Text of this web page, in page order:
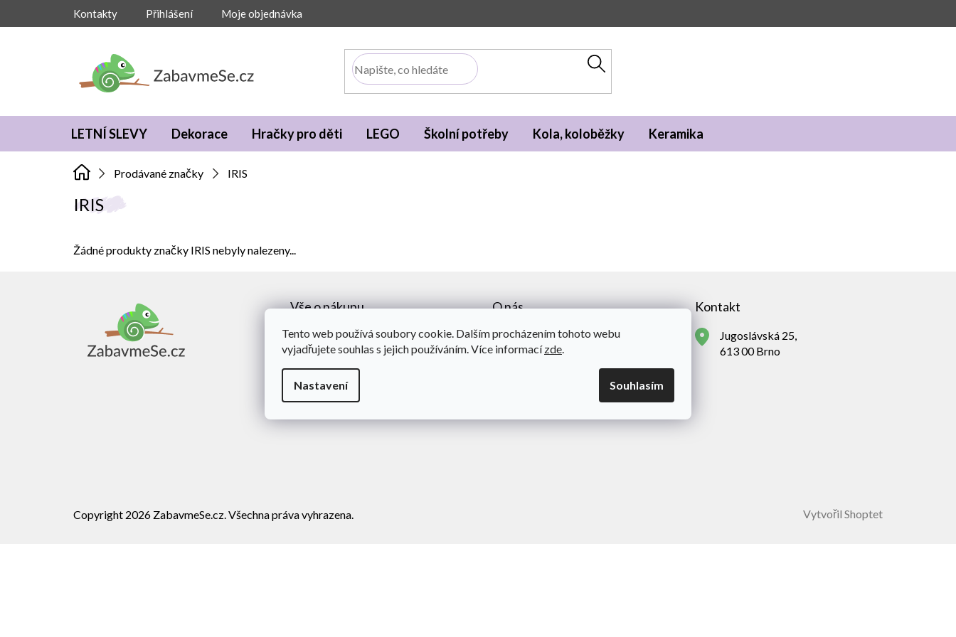
Tento web používá soubory cookie. Dalším procházením tohoto webu
vyjadřujete souhlas s jejich používáním. Více informacízde.
Nastavení Souhlasím
Kontakty Přihlášení Moje objednávka
LETNÍ SLEVY Dekorace Hračky pro děti LEGO Školní potřeby Kola, koloběžky Keramika
Prodávané značky IRIS
IRIS
Žádné produkty značky IRIS nebyly nalezeny...
Vše o nákupu
Obchodní podmínky
Doprava a platba
O nás
Novinky
Kontakty
Kontakt
Jugoslávská 25,
613 00 Brno
Vytvořil Shoptet
Copyright 2026 ZabavmeSe.cz. Všechna práva vyhrazena.